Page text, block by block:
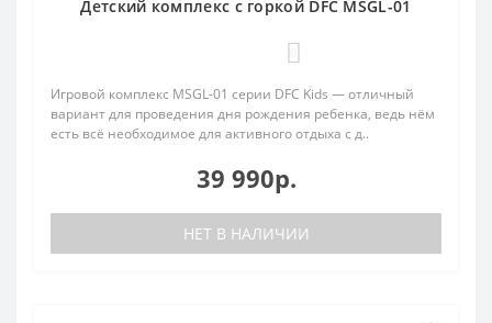
Детский комплекс с горкой DFC MSGL-01
Игровой комплекс MSGL-01 серии DFC Kids — отличный
вариант для проведения дня рождения ребенка, ведь нём
есть всё необходимое для активного отдыха с д..
39 990р.
НЕТ В НАЛИЧИИ